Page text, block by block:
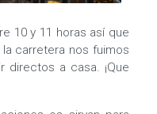
10 y 11 horas así que
carretera nos fuimos
directos a casa. ¡Que